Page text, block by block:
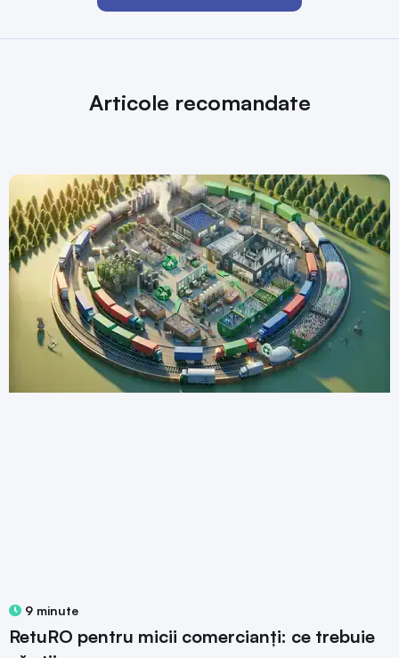
Articole recomandate
9 minute
RetuRO pentru micii comercianți: ce trebuie